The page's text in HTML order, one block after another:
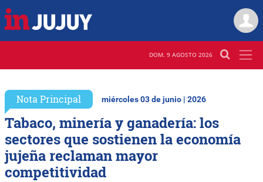
DOM. 9 AGOSTO 2026
Nota Principal miércoles 03 de junio | 2026
Tabaco, minería y ganadería: los
sectores que sostienen la economía
jujeña reclaman mayor
competitividad